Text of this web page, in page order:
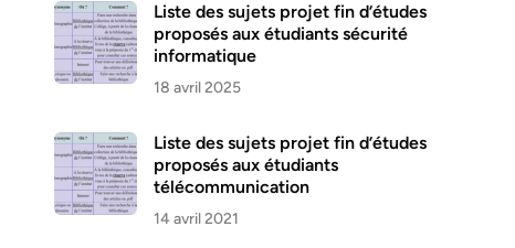
Liste des sujets projet fin d’études
proposés aux étudiants sécurité
informatique
18 avril 2025
Liste des sujets projet fin d’études
proposés aux étudiants
télécommunication
14 avril 2021